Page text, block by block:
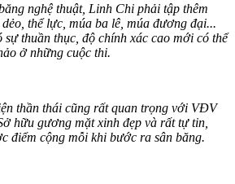
nghệ thuật, Linh Chi phải tập thêm
thể lực, múa ba lê, múa đương đại...
sự thuần thục, độ chính xác cao mới có thể
ở những cuộc thi.
thần thái cũng rất quan trọng với VĐV
hữu gương mặt xinh đẹp và rất tự tin,
điểm cộng mỗi khi bước ra sân băng.